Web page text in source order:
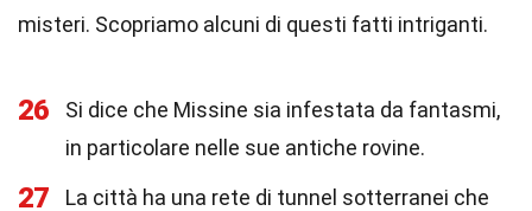
misteri. Scopriamo alcuni di questi fatti intriganti.
26
Si dice che Missine sia infestata da fantasmi,
in particolare nelle sue antiche rovine.
27
La città ha una rete di tunnel sotterranei che